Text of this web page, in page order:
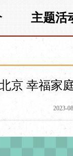
主题活
京 幸福家
2023-